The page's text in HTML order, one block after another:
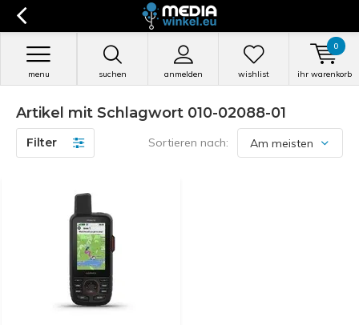
suchen anmelden
menu wishlist ihr warenkorb
0
Artikel mit Schlagwort 010-02088-01
Filter Sortieren nach: